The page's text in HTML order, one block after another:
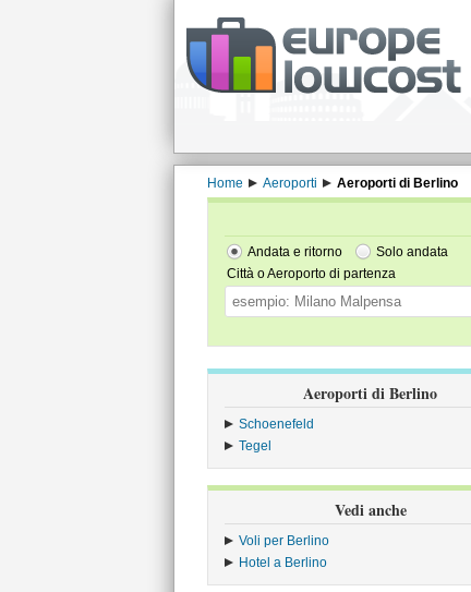
Home Aeroporti Aeroporti di Berlino
Andata e ritorno
Solo andata
Città o Aeroporto di partenza
Aeroporti di Berlino
Schoenefeld
Tegel
Vedi anche
Voli per Berlino
Hotel a Berlino